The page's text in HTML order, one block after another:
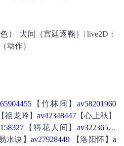
）| 犬间（宫廷逐鞠）| live2D：
动作）
【竹林间】 av58201960
【祖龙吟】 av42348447 【心上秋】
【簪花人间】 av32236561
水诀】 av27928449 【洛阳怀】 a